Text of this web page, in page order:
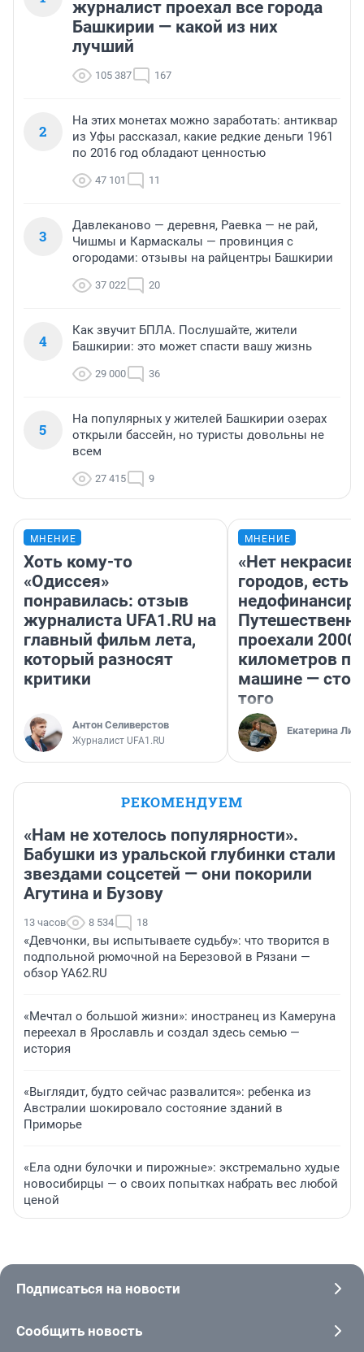
журналист проехал все города
Башкирии — какой из них
лучший
105 387 167
2
На этих монетах можно заработать: антиквар
из Уфы рассказал, какие редкие деньги 1961
по 2016 год обладают ценностью
47 101 11
3
Давлеканово — деревня, Раевка — не рай,
Чишмы и Кармаскалы — провинция с
огородами: отзывы на райцентры Башкирии
37 022 20
4
Как звучит БПЛА. Послушайте, жители
Башкирии: это может спасти вашу жизнь
29 000 36
5
На популярных у жителей Башкирии озерах
открыли бассейн, но туристы довольны не
всем
27 415 9
МНЕНИЕ
Хоть кому-то
«Одиссея»
понравилась: отзыв
журналиста UFA1.RU на
главный фильм лета,
который разносят
критики
Антон Селиверстов
Журналист UFA1.RU
МНЕНИЕ
«Нет
городов, есть
проехали 2000
километров по
машине —
того
Екатерина
РЕКОМЕНДУЕМ
«Нам не хотелось популярности».
Бабушки из уральской глубинки стали
звездами соцсетей — они покорили
Агутина и Бузову
13 часов 8 534 18
«Девчонки, вы испытываете судьбу»: что творится в
подпольной рюмочной на Березовой в Рязани —
обзор YA62.RU
«Мечтал о большой жизни»: иностранец из Камеруна
переехал в Ярославль и создал здесь семью —
история
«Выглядит, будто сейчас развалится»: ребенка из
Австралии шокировало состояние зданий в
Приморье
«Ела одни булочки и пирожные»: экстремально худые
новосибирцы — о своих попытках набрать вес любой
ценой
Подписаться на новости
Сообщить новость